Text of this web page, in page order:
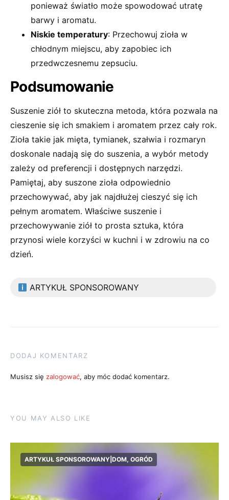
ponieważ światło może spowodować utratę
barwy i aromatu.
Niskie temperatury: Przechowuj zioła w
chłodnym miejscu, aby zapobiec ich
przedwczesnemu zepsuciu.
Podsumowanie
Suszenie ziół to skuteczna metoda, która pozwala na
cieszenie się ich smakiem i aromatem przez cały rok.
Zioła takie jak mięta, tymianek, szałwia i rozmaryn
doskonale nadają się do suszenia, a wybór metody
zależy od preferencji i dostępnych narzędzi.
Pamiętaj, aby suszone zioła odpowiednio
przechowywać, aby jak najdłużej cieszyć się ich
pełnym aromatem. Właściwe suszenie i
przechowywanie ziół to prosta sztuka, która
przynosi wiele korzyści w kuchni i w zdrowiu na co
dzień.
ARTYKUŁ SPONSOROWANY
DODAJ KOMENTARZ
Musisz się zalogować, aby móc dodać komentarz.
YOU MAY ALSO LIKE
ARTYKUŁ SPONSOROWANY|DOM, OGRÓD